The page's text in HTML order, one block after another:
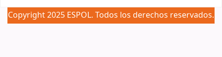
Copyright 2025 ESPOL. Todos los derechos reservados.